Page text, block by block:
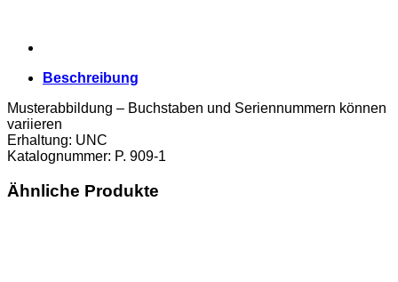
Menge
Beschreibung
Musterabbildung – Buchstaben und Seriennummern können
variieren
Erhaltung: UNC
Katalognummer: P. 909-1
Ähnliche Produkte